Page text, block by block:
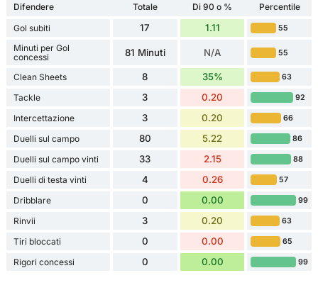
Difendere Totale Di 90 o %
Percentile
Gol subiti
17 1.11 55
Minuti per Gol
concessi
81 Minuti N/A 55
Clean Sheets 8 35% 63
Tackle 3 0.20 92
Intercettazione 3 0.20 66
Duelli sul campo 80 5.22 86
Duelli sul campo vinti 33 2.15 88
Duelli di testa vinti 4 0.26 57
Dribblare 0 0.00 99
Rinvii 3 0.20 63
Tiri bloccati 0 0.00 65
Rigori concessi 0 0.00 99